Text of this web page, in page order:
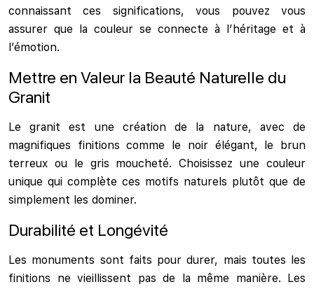
connaissant ces significations, vous pouvez vous
assurer que la couleur se connecte à l’héritage et à
l’émotion.
Mettre en Valeur la Beauté Naturelle du
Granit
Le granit est une création de la nature, avec de
magnifiques finitions comme le noir élégant, le brun
terreux ou le gris moucheté. Choisissez une couleur
unique qui complète ces motifs naturels plutôt que de
simplement les dominer.
Durabilité et Longévité
Les monuments sont faits pour durer, mais toutes les
finitions ne vieillissent pas de la même manière. Les